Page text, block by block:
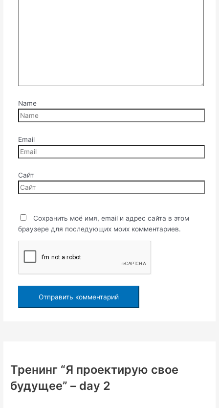
Name
Email
Сайт
Сохранить моё имя, email и адрес сайта в этом
браузере для последующих моих комментариев.
Тренинг “Я проектирую свое
будущее” – day 2